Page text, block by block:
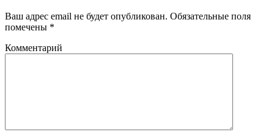
Ваш адрес email не будет опубликован. Обязательные поля
помечены *
Комментарий